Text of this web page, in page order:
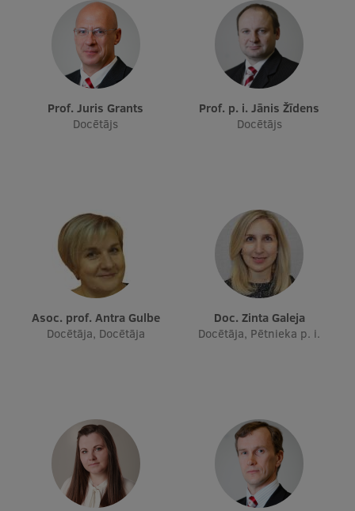
Mūsu cilvēki
Stratēģija
Struktūra
Vēsture un tradīcijas
Muzeji un ekspozīcijas
Ģerbonis
Projekti
Reitingi
Studiju un vides pieejamība
Dati par 2025. gadu
Suvenīri un grāmatas
Prof. Juris Grants
Docētājs
Prof. p. i. Jānis Žīdens
Docētājs
Asoc. prof. Antra Gulbe
Docētāja, Docētāja
Doc. Zinta Galeja
Docētāja, Pētnieka p. i.